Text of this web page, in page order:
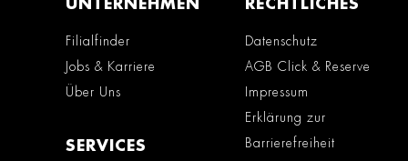
UNTERNEHMEN
Filialfinder
Jobs & Karriere
Über Uns
SERVICES
RECHTLICHES
Datenschutz
AGB Click & Reserve
Impressum
Erklärung zur
Barrierefreiheit